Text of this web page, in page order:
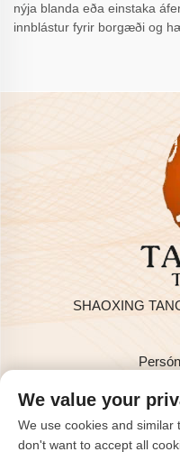
nýja blanda eða einstaka
innblástur fyrir borgæði og
SHAOXING
Höfundarréttur © 2025 hjá
We value your
We use cookies and similar
don't want to accept all